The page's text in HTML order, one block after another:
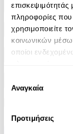
πληροφορίες
χρησιμοποιείτε
κοινωνικών
οποίοι
των υπηρεσιών
συγκατάθεσης
Αναγκαία
Προτιμήσεις
Συγγραφείς
Αφηγητές
Εκδοτικοί οίκοι